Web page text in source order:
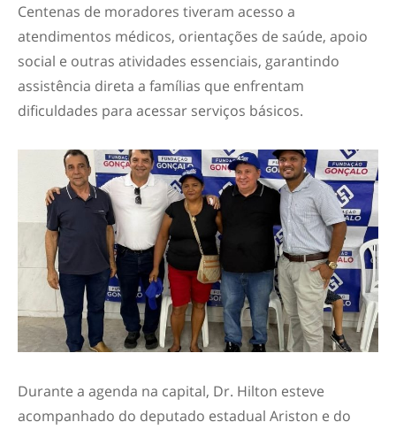
Centenas de moradores tiveram acesso a
atendimentos médicos, orientações de saúde, apoio
social e outras atividades essenciais, garantindo
assistência direta a famílias que enfrentam
dificuldades para acessar serviços básicos.
Durante a agenda na capital, Dr. Hilton esteve
acompanhado do deputado estadual Ariston e do